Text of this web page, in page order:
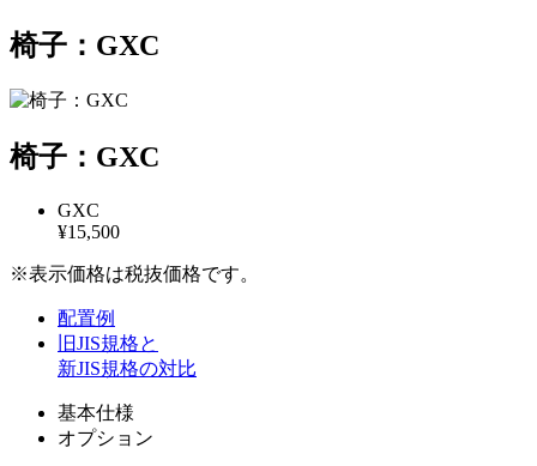
椅子：GXC
椅子：GXC
GXC
¥15,500
※表示価格は税抜価格です。
配置例
旧JIS規格と
新JIS規格の対比
基本仕様
オプション